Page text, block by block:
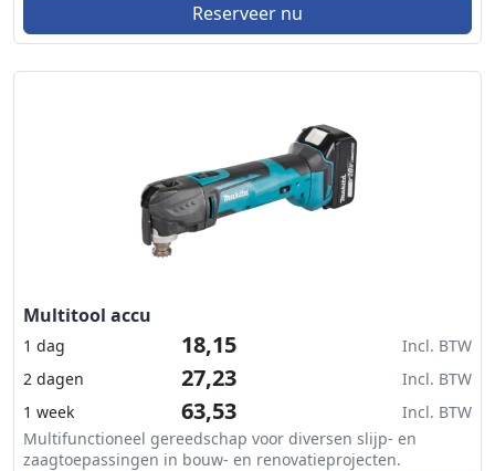
Reserveer nu
Multitool accu
1 dag 18,15
Incl. BTW
2 dagen
27,23
Incl. BTW
1 week
63,53
Incl. BTW
Multifunctioneel gereedschap voor diversen slijp- en
zaagtoepassingen in bouw- en renovatieprojecten.